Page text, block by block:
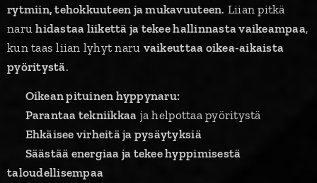
rytmiin, tehokkuuteen ja mukavuuteen. Liian pitkä
naruhidastaa liikettä ja tekee hallinnasta vaikeampaa,
kun taas liian lyhyt naru vaikeuttaa oikea-aikaista
pyöritystä.
Oikean pituinen hyppynaru:
Parantaa tekniikkaa ja helpottaa pyöritystä
Ehkäisee virheitä ja pysäytyksiä
Säästää energiaa ja tekee hyppimisestä
taloudellisempaa